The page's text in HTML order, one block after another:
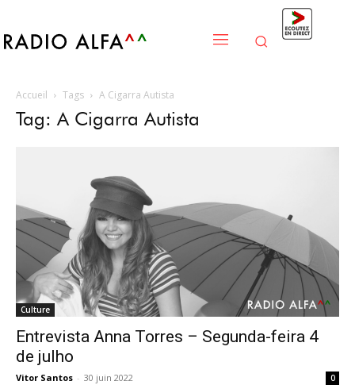
Accueil Tags A Cigarra Autista
Tag: A Cigarra Autista
Culture
Entrevista Anna Torres – Segunda-feira 4
de julho
Vitor Santos - 30 juin 2022 0